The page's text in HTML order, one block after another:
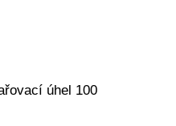
úhel 100